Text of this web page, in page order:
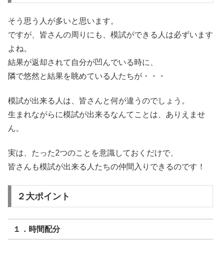
そう思う人が多いと思います。
ですが、皆さんの周りにも、模試ができる人は必ずいます
よね。
結果が返却されて自分が凹んでいる時に、
隣で悠然と結果を眺めている人たちが・・・
模試が出来る人は、皆さんと何が違うのでしょう。
生まれながらに模試が出来るなんてことは、ありえませ
ん。
実は、たった2つのことを意識しておくだけで、
皆さんも模試が出来る人たちの仲間入りできるのです！
２大ポイント
１．時間配分